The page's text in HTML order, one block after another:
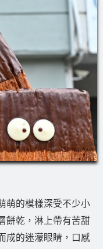
萌的模樣深受不少小
餅乾，淋上帶有苦甜
成的迷濛眼睛，口感